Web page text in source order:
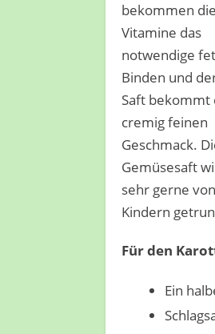
bekommen die
Vitamine das
notwendige
Binden und
Saft bekommt
cremig feinen
Geschmack.
Gemüsesaft
sehr gerne von
Kindern
Für den
Ein